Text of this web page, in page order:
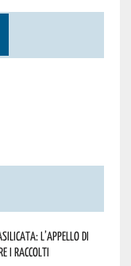
l’appello di
i raccolti